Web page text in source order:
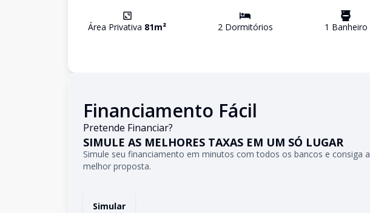
Área Privativa 81m² 2Dormitórios 1 Banheiro
Financiamento Fácil
Pretende Financiar?
SIMULE AS MELHORES TAXAS EM UM SÓ LUGAR
Simule seu financiamento em minutos com todos os bancos e consiga a
melhor proposta.
Simular